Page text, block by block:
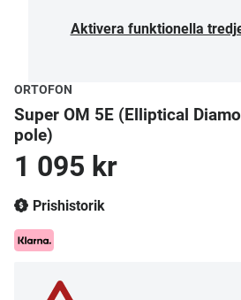
Aktivera funktionella
ORTOFON
Super OM 5E (Elliptical
pole)
1 095 kr
Prishistorik